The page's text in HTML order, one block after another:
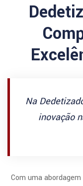
Na
inovação
Com uma